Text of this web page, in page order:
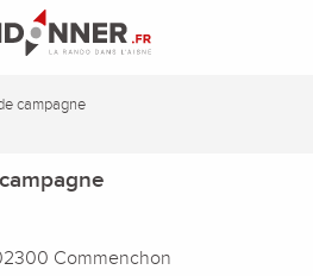
campagne
Commenchon